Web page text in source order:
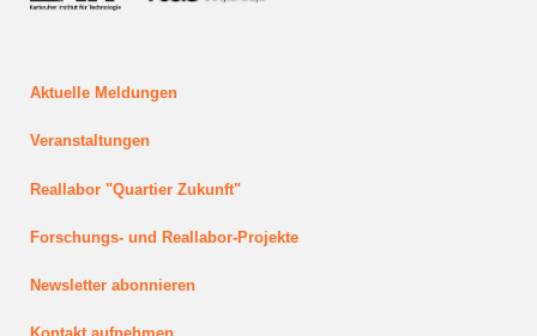
Aktuelle Meldungen
Veranstaltungen
Reallabor "Quartier Zukunft"
Forschungs- und Reallabor-Projekte
Newsletter abonnieren